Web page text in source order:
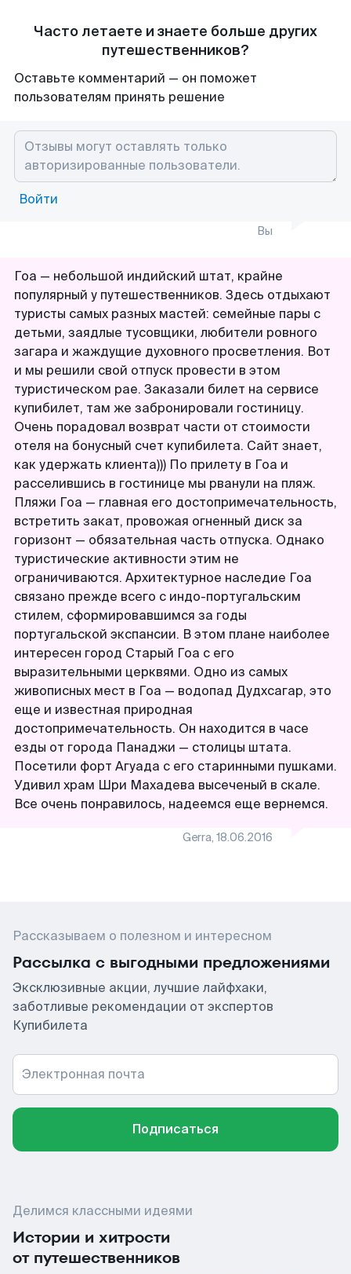
Часто летаете и знаете больше других
путешественников?
Оставьте комментарий — он поможет
пользователям принять решение
Войти
Вы
Гоа — небольшой индийский штат, крайне
популярный у путешественников. Здесь отдыхают
туристы самых разных мастей: семейные пары с
детьми, заядлые тусовщики, любители ровного
загара и жаждущие духовного просветления. Вот
и мы решили свой отпуск провести в этом
туристическом рае. Заказали билет на сервисе
купибилет, там же забронировали гостиницу.
Очень порадовал возврат части от стоимости
отеля на бонусный счет купибилета. Сайт знает,
как удержать клиента))) По прилету в Гоа и
расселившись в гостинице мы рванули на пляж.
Пляжи Гоа — главная его достопримечательность,
встретить закат, провожая огненный диск за
горизонт — обязательная часть отпуска. Однако
туристические активности этим не
ограничиваются. Архитектурное наследие Гоа
связано прежде всего с индо-португальским
стилем, сформировавшимся за годы
португальской экспансии. В этом плане наиболее
интересен город Старый Гоа с его
выразительными церквями. Одно из самых
живописных мест в Гоа — водопад Дудхсагар, это
еще и известная природная
достопримечательность. Он находится в часе
езды от города Панаджи — столицы штата.
Посетили форт Агуада с его старинными пушками.
Удивил храм Шри Махадева высеченый в скале.
Gerra, 18.06.2016
Рассказываем о полезном и интересном
Рассылка с выгодными предложениями
Эксклюзивные акции, лучшие лайфхаки,
заботливые рекомендации от экспертов
Купибилета
Электронная почта
Подписаться
Делимся классными идеями
Истории и хитрости
от путешественников